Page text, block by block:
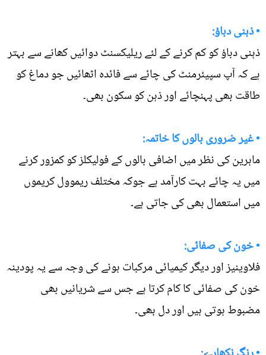
• ذہنی دباؤ:
ذہنی دباؤ کو کم کرنے کے لئے ریلیکسنٹ دوائیں کھانے سے بہتر
ہے کہ آپ سپیئرمنٹ کی چائے سے فائدہ اٹھائیں جو دماغ کو
طاقت بھی پہنچائے اور ذہن کو سکون بھی۔
• غیر ضروری بالوں کا خاتمہ:
ماہرین کی نظر میں اضافی بالوں کے فولیکلز کو کمزور کرنے
میں یہ چائے بہت کارآمد ہے جوکہ مختلف ریموول کریموں
میں استعمال بھی کی جاتی ہے۔
• خون کی صفائی:
فلاوینیز اور دیگر کیمیائی مرکبات ہونے کی وجہ سے یہ پودینہ
خون کی صفائی کا کام کرتا ہے جس سے شریانیں بھی
مضبوط ہوتی ہیں اور دل بھی۔